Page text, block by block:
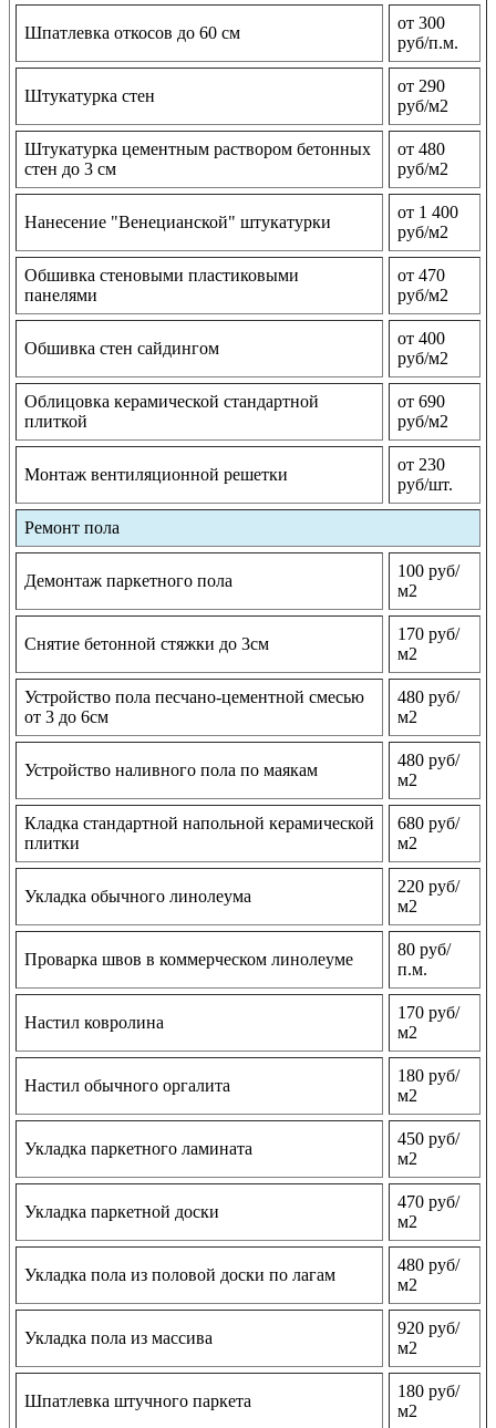
Шпатлевка откосов до 60 см
от 300
руб/п.м.
Штукатурка стен
от 290
руб/м2
Штукатурка цементным раствором бетонных
стен до 3 см
от 480
руб/м2
Нанесение "Венецианской" штукатурки
от 1 400
руб/м2
Обшивка стеновыми пластиковыми
панелями
от 470
руб/м2
Обшивка стен сайдингом
от 400
руб/м2
Облицовка керамической стандартной
плиткой
от 690
руб/м2
Монтаж вентиляционной решетки
от 230
руб/шт.
Ремонт пола
Демонтаж паркетного пола
100 руб/
м2
Снятие бетонной стяжки до 3см
170 руб/
м2
Устройство пола песчано-цементной смесью
от 3 до 6см
480 руб/
м2
Устройство наливного пола по маякам
480 руб/
м2
Кладка стандартной напольной керамической
плитки
680 руб/
м2
Укладка обычного линолеума
220 руб/
м2
Проварка швов в коммерческом линолеуме
80 руб/
п.м.
Настил ковролина
170 руб/
м2
Настил обычного оргалита
180 руб/
м2
Укладка паркетного ламината
450 руб/
м2
Укладка паркетной доски
470 руб/
м2
Укладка пола из половой доски по лагам
480 руб/
м2
Укладка пола из массива
920 руб/
м2
Шпатлевка штучного паркета
180 руб/
м2